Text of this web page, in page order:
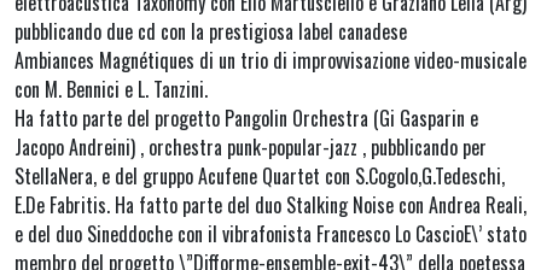
pubblicando due cd con la prestigiosa label canadese
Ambiances Magnétiques di un trio di improvvisazione video-musicale
con M. Bennici e L. Tanzini.
Ha fatto parte del progetto Pangolin Orchestra (Gi Gasparin e
Jacopo Andreini) , orchestra punk-popular-jazz , pubblicando per
StellaNera, e del gruppo Acufene Quartet con S.Cogolo,G.Tedeschi,
E.De Fabritis. Ha fatto parte del duo Stalking Noise con Andrea Reali,
e del duo Sineddoche con il vibrafonista Francesco Lo CascioE\’ stato
membro del progetto \”Difforme-ensemble-exit-43\” della poetessa